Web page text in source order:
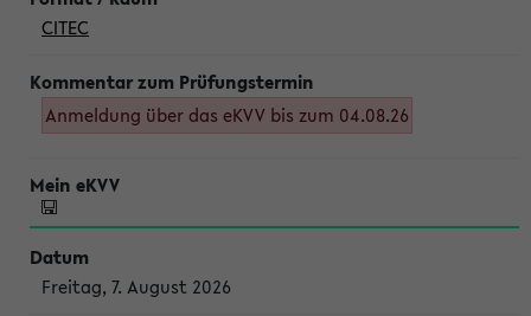
CITEC
Anmeldung über das eKVV bis zum 04.08.26
Freitag, 7. August 2026